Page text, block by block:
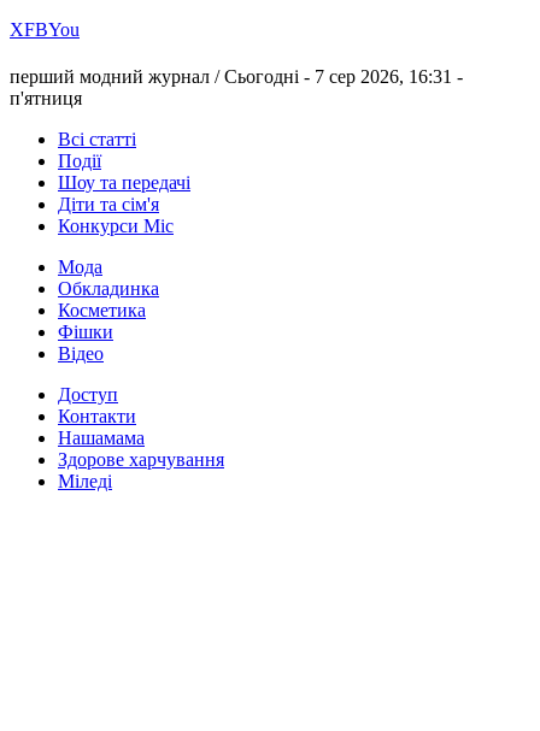
ХFBYou
перший модний журнал /Сьогодні - 7 сер 2026, 16:31 -
п'ятниця
Всі статті
Події
Шоу та передачі
Діти та сім'я
Конкурси Міс
Мода
Обкладинка
Косметика
Фішки
Відео
Доступ
Контакти
Нашамама
Здорове харчування
Міледі